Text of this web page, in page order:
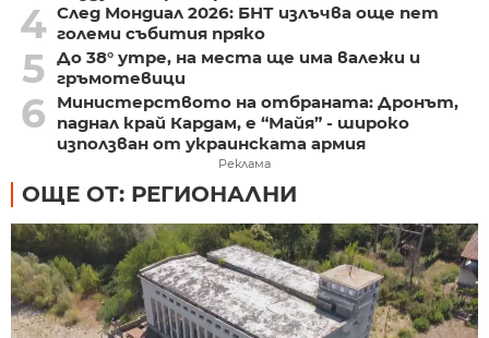
4 След Мондиал 2026: БНТ излъчва още пет
големи събития пряко
5 До 38° утре, на места ще има валежи и
гръмотевици
6
Министерството на отбраната: Дронът,
паднал край Кардам, е “Майя” - широко
използван от украинската армия
Реклама
ОЩЕ ОТ: РЕГИОНАЛНИ